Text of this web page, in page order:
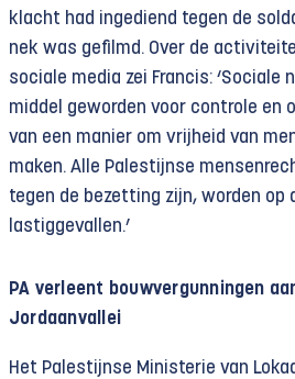
klacht had ingediend tegen de
nek was gefilmd. Over de
sociale media zei Francis: ‘Sociale
middel geworden voor controle en
van een manier om vrijheid van
maken. Alle Palestijnse
tegen de bezetting zijn, worden op
lastiggevallen.’
PA verleent bouwvergunningen
Jordaanvallei
Het Palestijnse Ministerie van